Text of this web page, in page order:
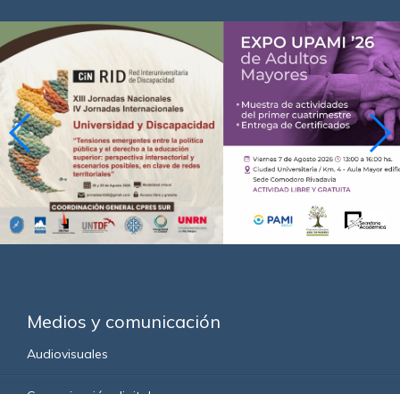
Medios y comunicación
Audiovisuales